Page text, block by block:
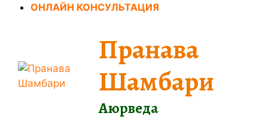
ПерейтиОНЛАЙН КОНСУЛЬТАЦИЯ
Пранава
Шамбари
Аюрведа